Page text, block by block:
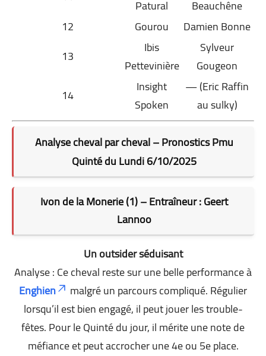
Patural
Beauchêne
12
Gourou
Damien Bonne
13
Ibis
Pettevinière
Sylveur
Gougeon
14
Insight
Spoken
— (Eric Raffin
au sulky)
Analyse cheval par cheval – Pronostics Pmu
Quinté du Lundi 6/10/2025
Ivon de la Monerie (1) – Entraîneur : Geert
Lannoo
Un outsider séduisant
Analyse : Ce cheval reste sur une belle performance à
Enghien
malgré un parcours compliqué. Régulier
lorsqu’il est bien engagé, il peut jouer les trouble-
fêtes. Pour le Quinté du jour, il mérite une note de
méfiance et peut accrocher une 4e ou 5e place.